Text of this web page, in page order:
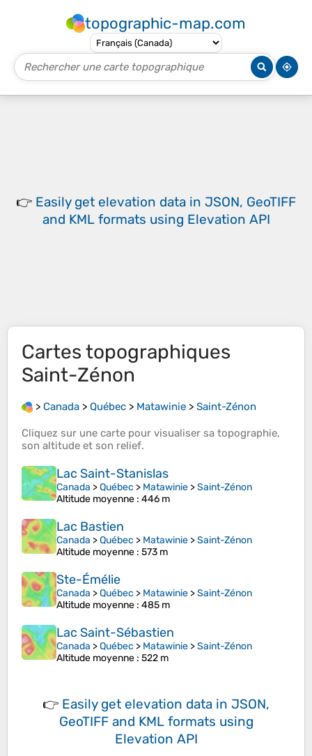
topographic-map.com
👉 Easily get elevation data in JSON, GeoTIFF
and KML formats using Elevation API
Cartes topographiques
Saint-Zénon
> Canada > Québec > Matawinie > Saint-Zénon
Cliquez sur une carte pour visualiser sa topographie,
son altitude et son relief.
Lac Saint-Stanislas
Canada >Québec > Matawinie >Saint-Zénon
Altitude moyenne : 446 m
Lac Bastien
Canada >Québec > Matawinie >Saint-Zénon
Altitude moyenne : 573 m
Ste-Émélie
Canada >Québec > Matawinie >Saint-Zénon
Altitude moyenne : 485 m
Lac Saint-Sébastien
Canada >Québec > Matawinie >Saint-Zénon
Altitude moyenne : 522 m
👉 Easily get elevation data in JSON,
GeoTIFF and KML formats using
Elevation API